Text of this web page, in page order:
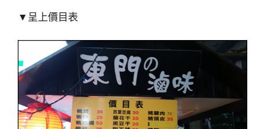
▼呈上價目表